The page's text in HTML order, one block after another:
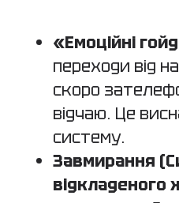
«Емоційні
переходи від
скоро
відчаю. Це
систему.
Завмирання
відкладеного